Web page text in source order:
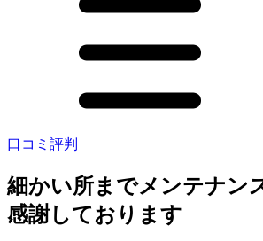
口コミ評判
細かい所までメンテナン
感謝しております